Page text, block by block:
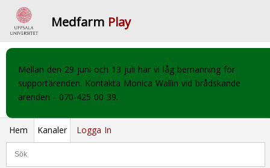
Medfarm Play
Mellan den 29 juni och 13 juli har vi låg bemanning för
supportärenden. Kontakta Monica Wallin vid brådskande
ärenden - 070-425 00 39.
Hem Kanaler Logga In